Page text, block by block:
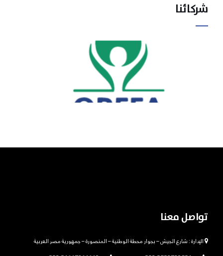
شركائنا
تواصل معنا
الإدارة : شارع الجيش – بجوار محطة الوطنية – المنصورة – جمهورية مصر العربية